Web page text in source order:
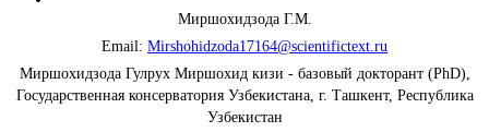
Миршохидзода Г.М.
Email: Mirshohidzoda17164@scientifictext.ru
Миршохидзода Гулрух Миршохид кизи - базовый докторант (PhD),
Государственная консерватория Узбекистана, г. Ташкент, Республика
Узбекистан